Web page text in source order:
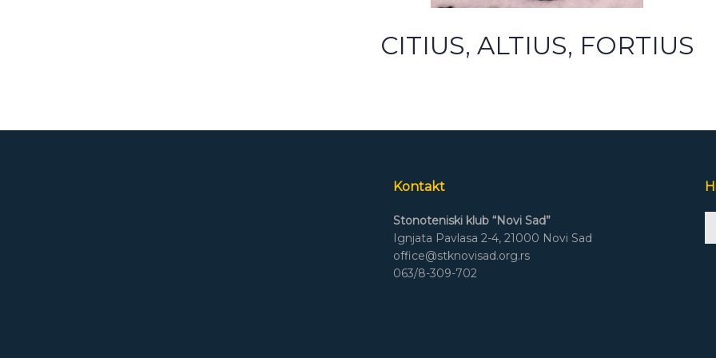
CITIUS, ALTIUS, FORTIUS
Kontakt
Stonoteniski klub “Novi Sad”
Ignjata Pavlasa 2-4, 21000 Novi Sad
office@stknovisad.org.rs
063/8-309-702